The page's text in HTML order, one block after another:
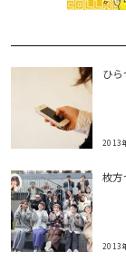
ひら
2013
枚方
2013